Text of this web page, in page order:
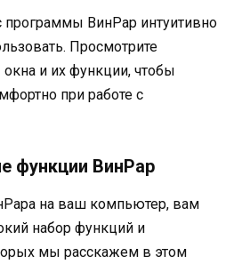
программы ВинРар интуитивно
Просмотрите
и их функции, чтобы
при работе с
функции ВинРар
на ваш компьютер, вам
набор функций и
мы расскажем в этом